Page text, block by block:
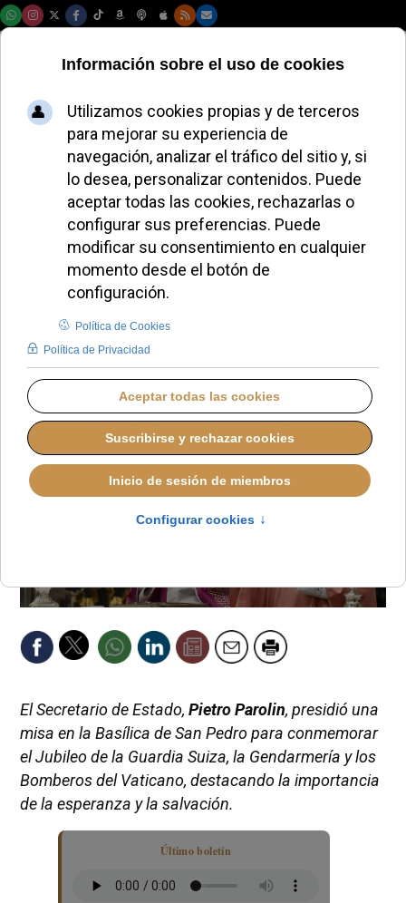
Pietro Parolin
celebra la misa por
el Jubileo de la
Guardia Suiza
ALMUDENA RODRIGO
DESDE EL VATICANO
LUNES, 15 DICIEMBRE 2025 18:05
El Secretario de Estado, Pietro Parolin, presidió una
misa en la Basílica de San Pedro para conmemorar
el Jubileo de la Guardia Suiza, la Gendarmería y los
Bomberos del Vaticano, destacando la importancia
de la esperanza y la salvación.
Último boletín